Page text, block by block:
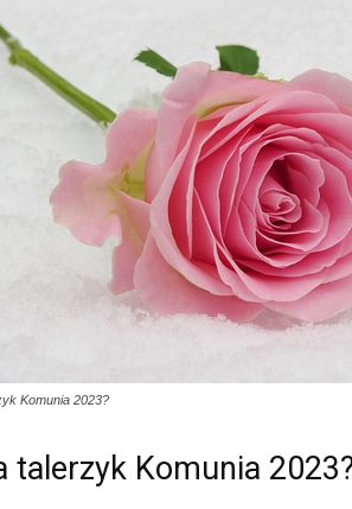
Komunia 2023?
talerzyk Komunia